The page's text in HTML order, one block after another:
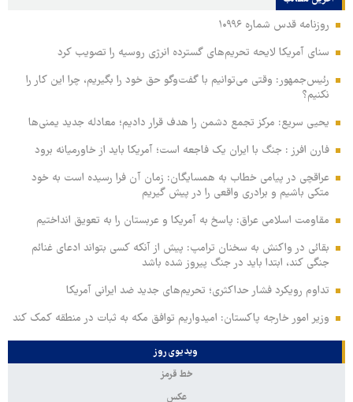
روزنامه قدس شماره ۱۰۹۹۶
سنای آمریکا لایحه تحریم‌های گسترده انرژی روسیه را تصویب کرد
رئیس‌جمهور: وقتی می‌توانیم با گفت‌وگو حق خود را بگیریم، چرا این کار را
نکنیم؟
یحیی سریع: مرکز تجمع دشمن را هدف قرار دادیم؛ معادله جدید یمنی‌ها
فارن افرز : جنگ با ایران یک فاجعه است؛ آمریکا باید از خاورمیانه برود
عراقچی در پیامی خطاب به همسایگان: زمان آن فرا رسیده است به خود
متکی باشیم و برادری واقعی را در پیش گیریم
مقاومت اسلامی عراق: پاسخ به آمریکا و عربستان را به تعویق انداختیم
بقائی در واکنش به سخنان ترامپ: پیش از آنکه کسی بتواند ادعای غنائم
جنگی کند، ابتدا باید در جنگ پیروز شده باشد
تداوم رویکرد فشار حداکثری؛ تحریم‌های جدید ضد ایرانی آمریکا
وزیر امور خارجه پاکستان: امیدواریم توافق مکه به ثبات در منطقه کمک کند
ویدیوی روز
خط قرمز
عکس